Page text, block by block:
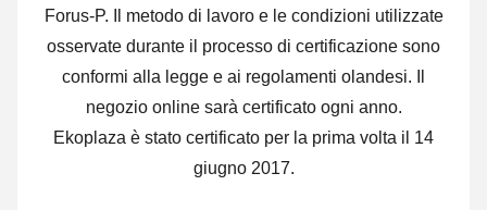
Forus-P. Il metodo di lavoro e le condizioni utilizzate
osservate durante il processo di certificazione sono
conformi alla legge e ai regolamenti olandesi. Il
negozio online sarà certificato ogni anno.
Ekoplaza è stato certificato per la prima volta il 14
giugno 2017.